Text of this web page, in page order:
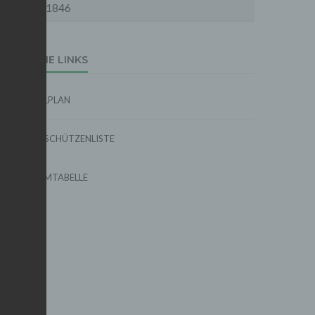
1846
EXTERNE LINKS
SPIELPLAN
TORSCHÜTZENLISTE
FORMTABELLE